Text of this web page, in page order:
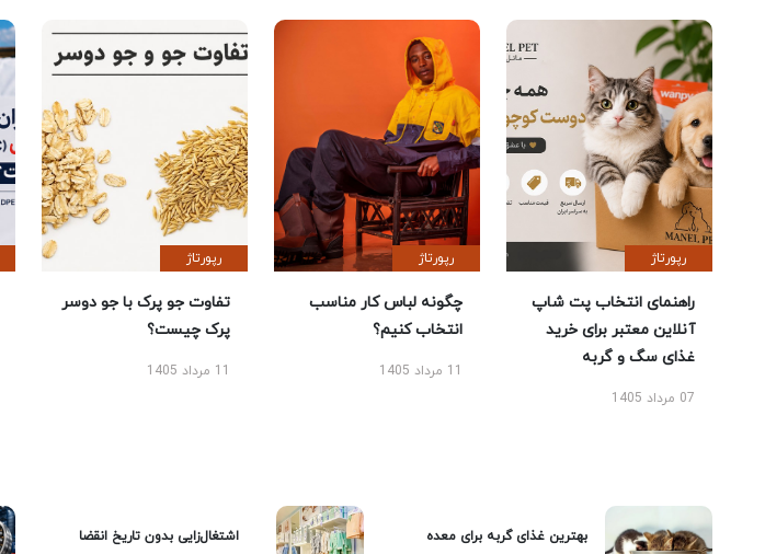
رپورتاژ
راهنمای انتخاب پت شاپ
آنلاین معتبر برای خرید
غذای سگ و گربه
07 مرداد 1405
رپورتاژ
چگونه لباس کار مناسب
انتخاب کنیم؟
11 مرداد 1405
رپورتاژ
تفاوت جو پرک با جو دوسر
پرک چیست؟
11 مرداد 1405
بهترین غذای گربه برای معده
اشتغال‌زایی بدون تاریخ انقضا